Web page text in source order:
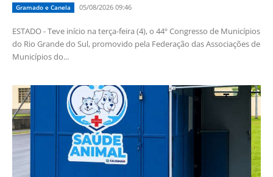
Gramado e Canela 05/08/2026 09:46
ESTADO - Teve início na terça-feira (4), o 44º Congresso de Municípios
do Rio Grande do Sul, promovido pela Federação das Associações de
Municípios do...